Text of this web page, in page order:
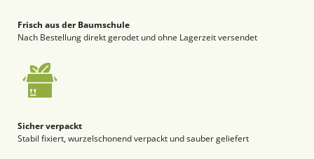
Frisch aus der Baumschule
Nach Bestellung direkt gerodet und ohne Lagerzeit versendet
Sicher verpackt
Stabil fixiert, wurzelschonend verpackt und sauber geliefert